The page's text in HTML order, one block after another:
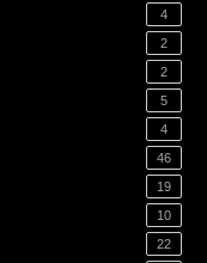
4
2
2
5
4
46
19
10
22